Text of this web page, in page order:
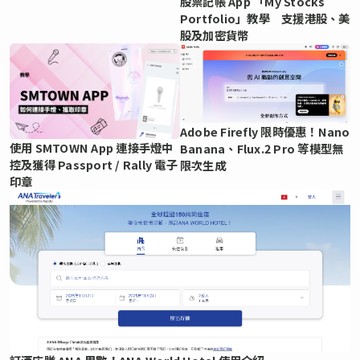
Portfolio」教學 支援港股、美
股及加密貨幣
使用 SMTOWN App 連接手燈中
控及獲得 Passport / Rally 電子
印章
Adobe Firefly 限時優惠！Nano
Banana、Flux.2 Pro 等模型無
限次生成